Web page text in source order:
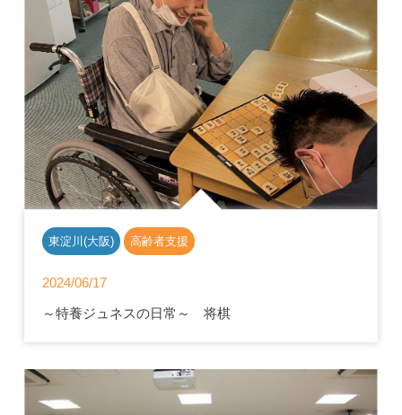
東淀川(大阪) 高齢者支援
2024/06/17
～特養ジュネスの日常～ 将棋